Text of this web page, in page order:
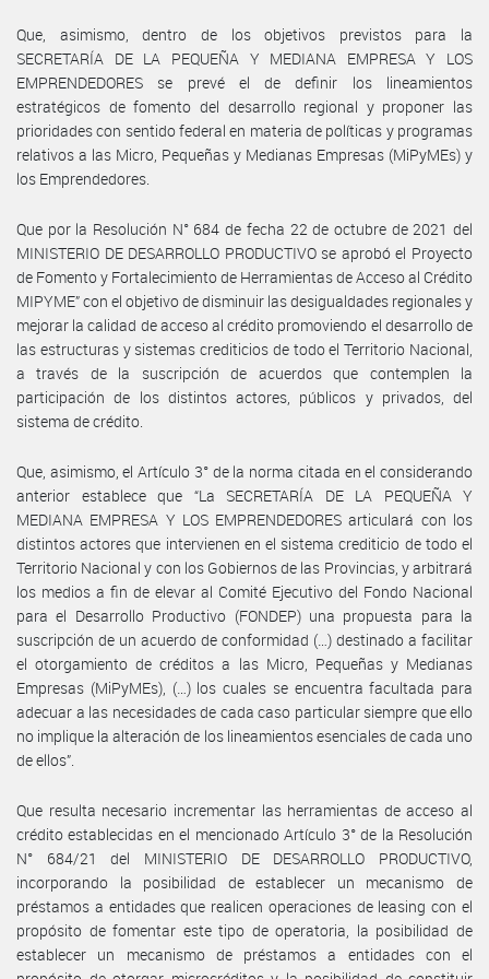
Que, asimismo, dentro de los objetivos previstos para la
SECRETARÍA DE LA PEQUEÑA Y MEDIANA EMPRESA Y LOS
EMPRENDEDORES se prevé el de definir los lineamientos
estratégicos de fomento del desarrollo regional y proponer las
prioridades con sentido federal en materia de políticas y programas
relativos a las Micro, Pequeñas y Medianas Empresas (MiPyMEs) y
los Emprendedores.
Que por la Resolución N° 684 de fecha 22 de octubre de 2021 del
MINISTERIO DE DESARROLLO PRODUCTIVO se aprobó el Proyecto
de Fomento y Fortalecimiento de Herramientas de Acceso al Crédito
MIPYME” con el objetivo de disminuir las desigualdades regionales y
mejorar la calidad de acceso al crédito promoviendo el desarrollo de
las estructuras y sistemas crediticios de todo el Territorio Nacional,
a través de la suscripción de acuerdos que contemplen la
participación de los distintos actores, públicos y privados, del
sistema de crédito.
Que, asimismo, el Artículo 3° de la norma citada en el considerando
anterior establece que “La SECRETARÍA DE LA PEQUEÑA Y
MEDIANA EMPRESA Y LOS EMPRENDEDORES articulará con los
distintos actores que intervienen en el sistema crediticio de todo el
Territorio Nacional y con los Gobiernos de las Provincias, y arbitrará
los medios a fin de elevar al Comité Ejecutivo del Fondo Nacional
para el Desarrollo Productivo (FONDEP) una propuesta para la
suscripción de un acuerdo de conformidad (…) destinado a facilitar
el otorgamiento de créditos a las Micro, Pequeñas y Medianas
Empresas (MiPyMEs), (…) los cuales se encuentra facultada para
adecuar a las necesidades de cada caso particular siempre que ello
no implique la alteración de los lineamientos esenciales de cada uno
de ellos”.
Que resulta necesario incrementar las herramientas de acceso al
crédito establecidas en el mencionado Artículo 3° de la Resolución
N° 684/21 del MINISTERIO DE DESARROLLO PRODUCTIVO,
incorporando la posibilidad de establecer un mecanismo de
préstamos a entidades que realicen operaciones de leasing con el
propósito de fomentar este tipo de operatoria, la posibilidad de
establecer un mecanismo de préstamos a entidades con el